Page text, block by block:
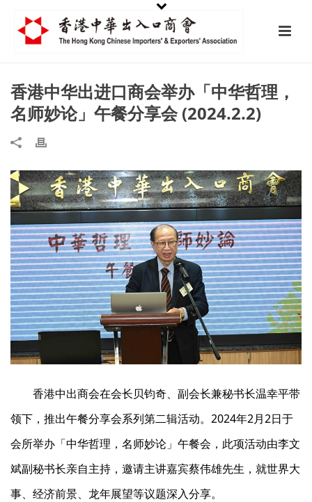
香港中华出进口商会举办「中华哲理，
名师妙论」午餐分享会 (2024.2.2)
香港中出商会在会长贝钧奇、副会长兼秘书长温幸平带
领下，推出午餐分享会系列第二辑活动。2024年2月2日于
会所举办「中华哲理，名师妙论」午餐会，此项活动由李文
斌副秘书长亲自主持，邀请主讲嘉宾蔡伟雄先生，就世界大
事、经济前景、龙年展望等议题深入分享。